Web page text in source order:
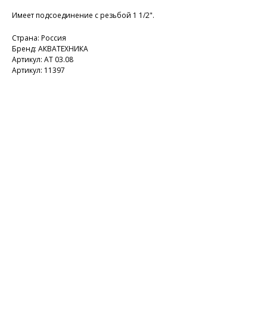
Имеет подсоединение с резьбой 1 1/2".
Страна: Россия
Бренд: АКВАТЕХНИКА
Артикул: АТ 03.08
Артикул: 11397